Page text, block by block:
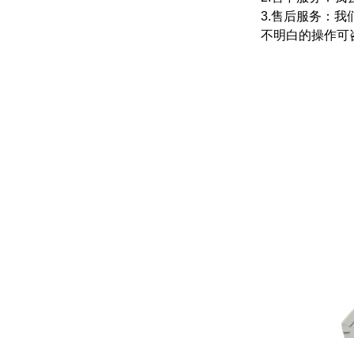
3.售后服务：我
不明白的操作可